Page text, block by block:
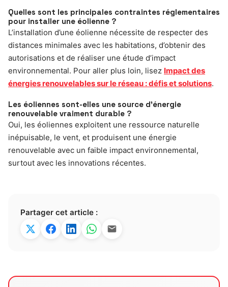
Quelles sont les principales contraintes réglementaires
pour installer une éolienne ?
L’installation d’une éolienne nécessite de respecter des
distances minimales avec les habitations, d’obtenir des
autorisations et de réaliser une étude d’impact
environnemental. Pour aller plus loin, lisez Impact des
énergies renouvelables sur le réseau : défis et solutions.
Les éoliennes sont-elles une source d’énergie
renouvelable vraiment durable ?
Oui, les éoliennes exploitent une ressource naturelle
inépuisable, le vent, et produisent une énergie
renouvelable avec un faible impact environnemental,
surtout avec les innovations récentes.
Partager cet article :